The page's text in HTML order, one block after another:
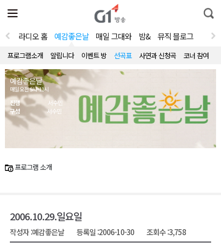
전
체
뉴
열
통
합
라디오 홈 예감좋은날 매일 그대와 밤& 뮤직 블로그
프로그램소개 알립니다 이벤트 방 선곡표 사연과 신청곡 코너 참여
예감좋은날
매일 오전 9시~11시
진행
서수민
구성
서수민
프로그램 소개
2006.10.29.일요일
작성자 :예감좋은날 등록일 :2006-10-30 조회수 :3,758